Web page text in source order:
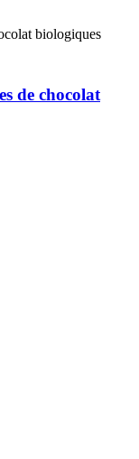
de chocolat